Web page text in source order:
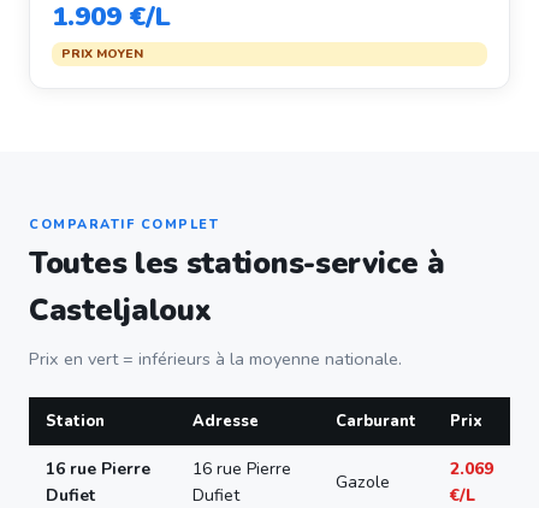
1.909 €/L
PRIX MOYEN
COMPARATIF COMPLET
Toutes les stations-service à
Casteljaloux
Prix en vert = inférieurs à la moyenne nationale.
Station Adresse Carburant Prix
16 rue Pierre
Dufiet
16 rue Pierre
Dufiet
Gazole
2.069
€/L